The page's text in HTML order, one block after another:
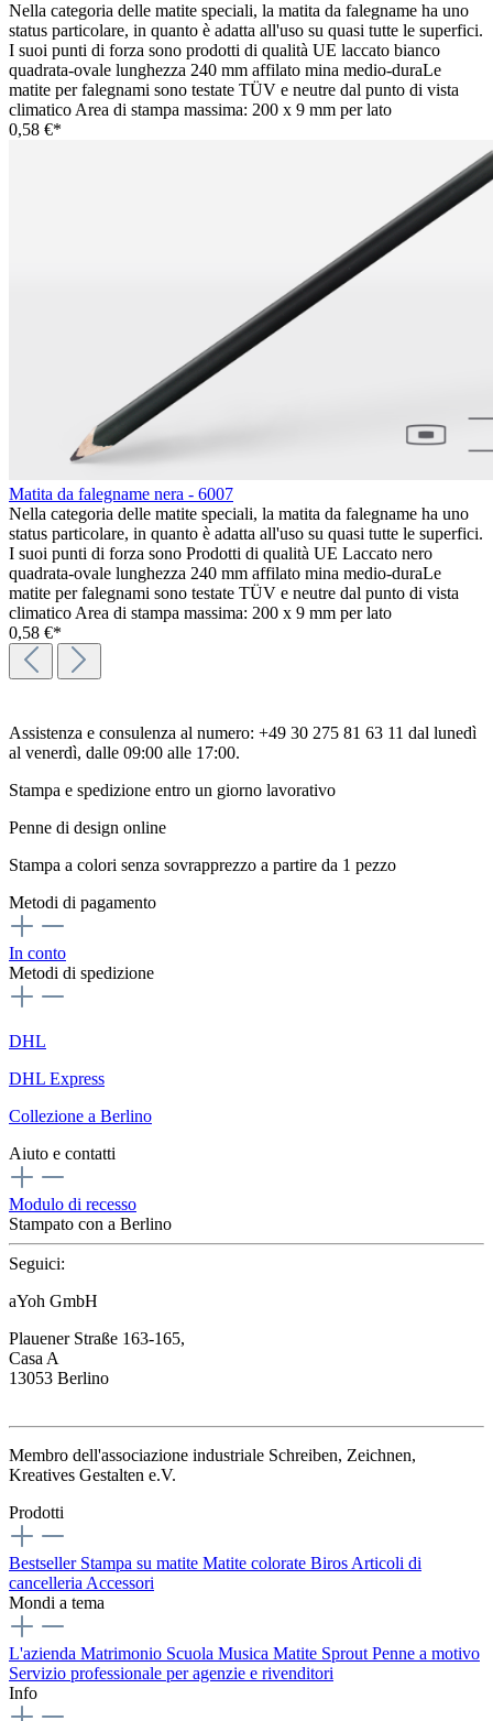
Nella categoria delle matite speciali, la matita da falegname ha uno
status particolare, in quanto è adatta all'uso su quasi tutte le superfici.
I suoi punti di forza sono prodotti di qualità UE laccato bianco
quadrata-ovale lunghezza 240 mm affilato mina medio-duraLe
matite per falegnami sono testate TÜV e neutre dal punto di vista
climatico Area di stampa massima: 200 x 9 mm per lato
0,58 €*
Matita da falegname nera - 6007
Nella categoria delle matite speciali, la matita da falegname ha uno
status particolare, in quanto è adatta all'uso su quasi tutte le superfici.
I suoi punti di forza sono Prodotti di qualità UE Laccato nero
quadrata-ovale lunghezza 240 mm affilato mina medio-duraLe
matite per falegnami sono testate TÜV e neutre dal punto di vista
climatico Area di stampa massima: 200 x 9 mm per lato
0,58 €*
Assistenza e consulenza al numero: +49 30 275 81 63 11 dal lunedì
al venerdì, dalle 09:00 alle 17:00.
Stampa e spedizione entro un giorno lavorativo
Penne di design online
Stampa a colori senza sovrapprezzo a partire da 1 pezzo
Metodi di pagamento
In conto
Metodi di spedizione
DHL
DHL Express
Collezione a Berlino
Aiuto e contatti
Modulo di recesso
Stampato con a Berlino
Seguici:
aYoh GmbH
Plauener Straße 163-165,
Casa A
13053 Berlino
Membro dell'associazione industriale Schreiben, Zeichnen,
Kreatives Gestalten e.V.
Prodotti
Bestseller Stampa su matite Matite colorate BirosArticoli di
cancelleriaAccessori
Mondi a tema
L'azienda Matrimonio Scuola Musica Matite SproutPenne a motivo
Servizio professionale per agenzie e rivenditori
Info